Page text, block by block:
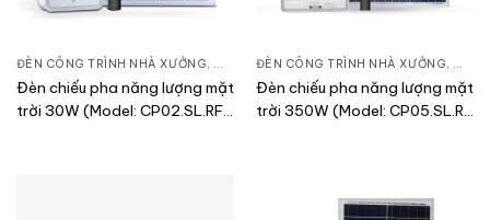
ĐÈN CÔNG TRÌNH NHÀ XƯỞNG, ĐÈN PHA LED, THIẾT BỊ CHIẾU SÁNG
Đèn chiếu pha năng lượng mặt
trời 30W (Model: CP02.SL.RF
ĐÈN CÔNG TRÌNH NHÀ XƯỞNG, ĐÈN
Đèn chiếu pha năng lượng mặt
trời 350W (Model: CP05.SL.RF